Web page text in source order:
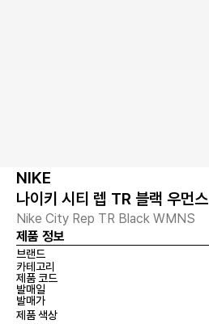
NIKE
나이키 시티 렙 TR 블랙 우먼스
Nike City Rep TR Black WMNS
제품 정보
브랜드
카테고리
제품 코드
발매일
발매가
제품 색상